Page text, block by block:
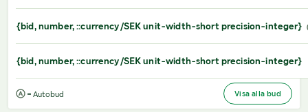
{bid, number, ::currency/SEK unit-width-short precision-integer}
{bid, number, ::currency/SEK unit-width-short precision-integer}
= Autobud Visa alla bud